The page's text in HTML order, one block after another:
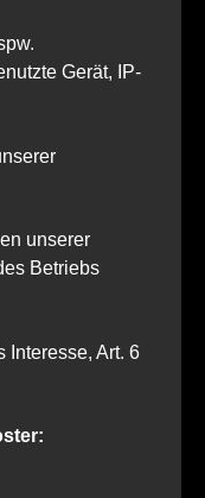
Gerät, IP-
unserer
Betriebs
Interesse, Art. 6